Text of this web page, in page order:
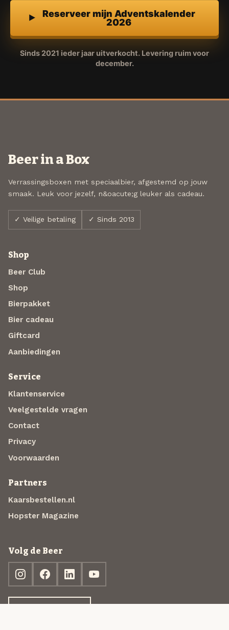
Reserveer mijn Adventskalender
2026
Sinds 2021 ieder jaar uitverkocht. Levering ruim voor
december.
Beer in a Box
Verrassingsboxen met speciaalbier, afgestemd op jouw
smaak. Leuk voor jezelf, n&oacute;g leuker als cadeau.
✓ Veilige betaling ✓ Sinds 2013
Shop
Beer Club
Shop
Bierpakket
Bier cadeau
Giftcard
Aanbiedingen
Service
Klantenservice
Veelgestelde vragen
Contact
Privacy
Voorwaarden
Partners
Kaarsbestellen.nl
Hopster Magazine
Volg de Beer